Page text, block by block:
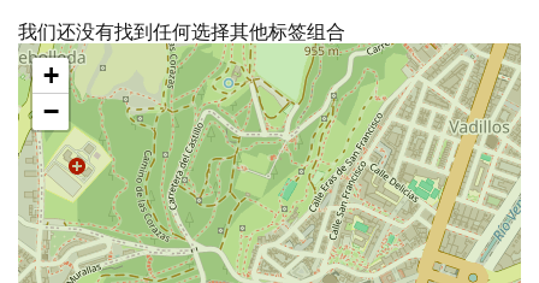
我们还没有找到任何选择其他标签组合
跳
过
地
图
+
−